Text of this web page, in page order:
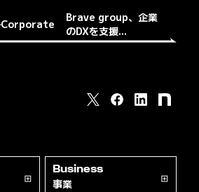
Corporate
Brave group、企業
のDXを支援...
Business
事業